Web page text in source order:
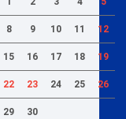
8 9 10 11 12
15 16 17 18 19
22 23 24 25 26
29 30